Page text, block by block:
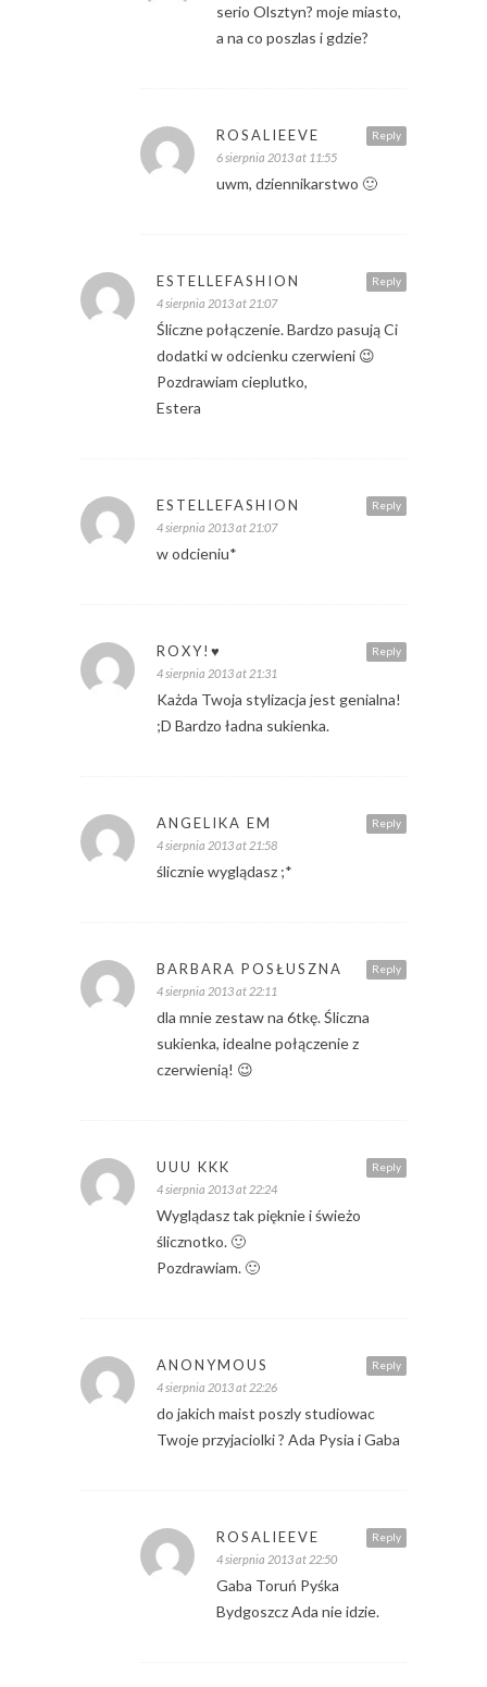
serio Olsztyn? moje miasto,
a na co poszlas i gdzie?
Reply
ROSALIEEVE
6 sierpnia 2013 at 11:55
uwm, dziennikarstwo 🙂
Reply
ESTELLEFASHION
4 sierpnia 2013 at 21:07
Śliczne połączenie. Bardzo pasują Ci
dodatki w odcienku czerwieni 😉
Pozdrawiam cieplutko,
Estera
Reply
ESTELLEFASHION
4 sierpnia 2013 at 21:07
w odcieniu*
Reply
ROXY!♥
4 sierpnia 2013 at 21:31
Każda Twoja stylizacja jest genialna!
;D Bardzo ładna sukienka.
Reply
ANGELIKA EM
4 sierpnia 2013 at 21:58
ślicznie wyglądasz ;*
Reply
BARBARA POSŁUSZNA
4 sierpnia 2013 at 22:11
dla mnie zestaw na 6tkę. Śliczna
sukienka, idealne połączenie z
czerwienią! 😉
Reply
UUU KKK
4 sierpnia 2013 at 22:24
Wyglądasz tak pięknie i świeżo
ślicznotko. 🙂
Pozdrawiam. 🙂
Reply
ANONYMOUS
4 sierpnia 2013 at 22:26
do jakich maist poszly studiowac
Twoje przyjaciolki ? Ada Pysia i Gaba
Reply
ROSALIEEVE
4 sierpnia 2013 at 22:50
Gaba Toruń Pyśka
Bydgoszcz Ada nie idzie.